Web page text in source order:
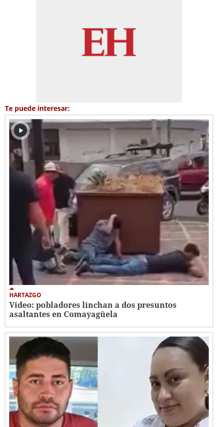
Te puede interesar:
HARTAZGO
Video: pobladores linchan a dos presuntos
asaltantes en Comayagüela